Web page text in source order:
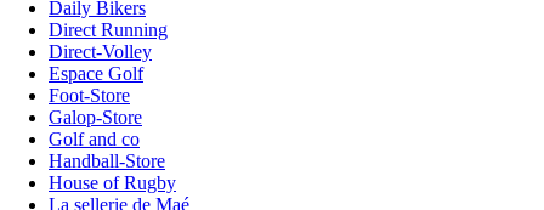
Daily Bikers
Direct Running
Direct-Volley
Espace Golf
Foot-Store
Galop-Store
Golf and co
Handball-Store
House of Rugby
La sellerie de Maé